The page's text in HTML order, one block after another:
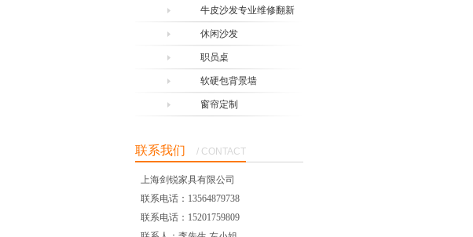
牛皮沙发专业维修翻新
休闲沙发
职员桌
软硬包背景墙
窗帘定制
联系我们 / CONTACT
上海剑锐家具有限公司
联系电话：13564879738
联系电话：15201759809